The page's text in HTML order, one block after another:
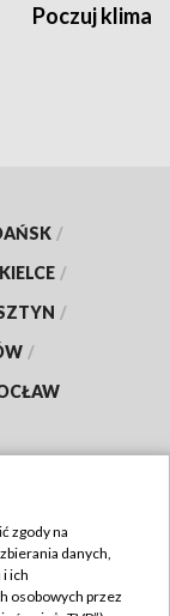
Poczuj klimat
/
KIELCE /
/
/
zgody na
danych,
ich
osobowych przez